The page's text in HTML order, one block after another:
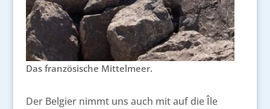
Das französische Mittelmeer.
Der Belgier nimmt uns auch mit auf die Île